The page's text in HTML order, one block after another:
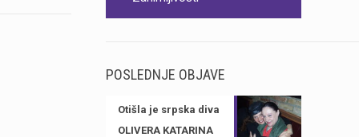
POSLEDNJE OBJAVE
Otišla je srpska diva
OLIVERA KATARINA